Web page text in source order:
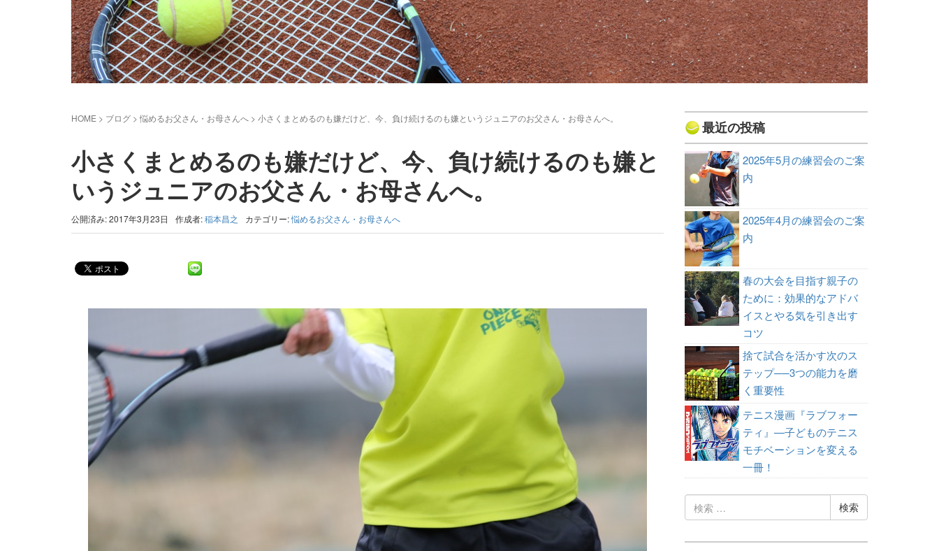
HOME > ブログ > 悩めるお父さん・お母さんへ > 小さくまとめるのも嫌だけど、今、負け続けるのも嫌というジュニアのお父さん・お母さんへ。
小さくまとめるのも嫌だけど、今、負け続けるのも嫌と
いうジュニアのお父さん・お母さんへ。
公開済み: 2017年3月23日 作成者:稲本昌之 カテゴリー:悩めるお父さん・お母さんへ
最近の投稿
2025年5月の練習会のご案
内
2025年4月の練習会のご案
内
春の大会を目指す親子の
ために：効果的なアドバ
イスとやる気を引き出す
コツ
捨て試合を活かす次のス
テップ──3つの能力を磨
く重要性
テニス漫画『ラブフォー
ティ』—子どものテニス
モチベーションを変える
一冊！
検
索: